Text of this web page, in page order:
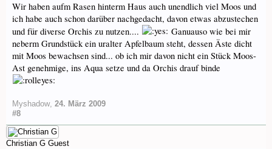
Wir haben aufm Rasen hinterm Haus auch unendlich viel Moos und
ich habe auch schon darüber nachgedacht, davon etwas abzustechen
und für diverse Orchis zu nutzen....
Ganuauso wie bei mir
neberm Grundstück ein uralter Apfelbaum steht, dessen Äste dicht
mit Moos bewachsen sind... ob ich mir davon nicht ein Stück Moos-
Ast genehmige, ins Aqua setze und da Orchis drauf binde
Myshadow, 24. März 2009
#8
Christian G Guest